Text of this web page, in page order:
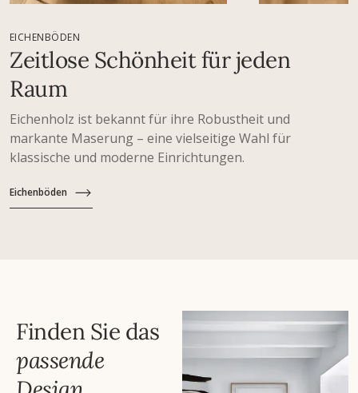
EICHENBÖDEN
Zeitlose Schönheit für jeden
Raum
Eichenholz ist bekannt für ihre Robustheit und
markante Maserung – eine vielseitige Wahl für
klassische und moderne Einrichtungen.
Eichenböden
Finden Sie das
passende